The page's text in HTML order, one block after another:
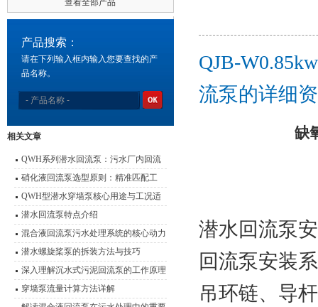
查看全部产品
产品搜索：
请在下列输入框内输入您要查找的产
品名称。
相关文章
QWH系列潜水回流泵：污水厂内回流
的高效心脏
硝化液回流泵选型原则：精准匹配工
艺，实现高效脱氮
QWH型潜水穿墙泵核心用途与工况适
应性分析
潜水回流泵特点介绍
混合液回流泵污水处理系统的核心动力
装置
潜水螺旋桨泵的拆装方法与技巧
深入理解沉水式污泥回流泵的工作原理
穿墙泵流量计算方法详解
QJB-
流泵的详细
缺
潜水回流泵
回流泵安装
吊环链、导